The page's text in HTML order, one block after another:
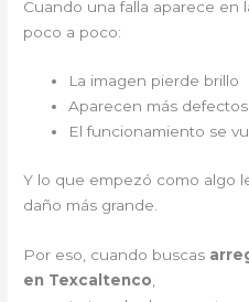
Cuando una falla aparece en
poco a poco:
La imagen pierde brillo
Aparecen más defectos
El funcionamiento se
Y lo que empezó como algo
daño más grande.
Por eso, cuando buscas
en Texcaltenco